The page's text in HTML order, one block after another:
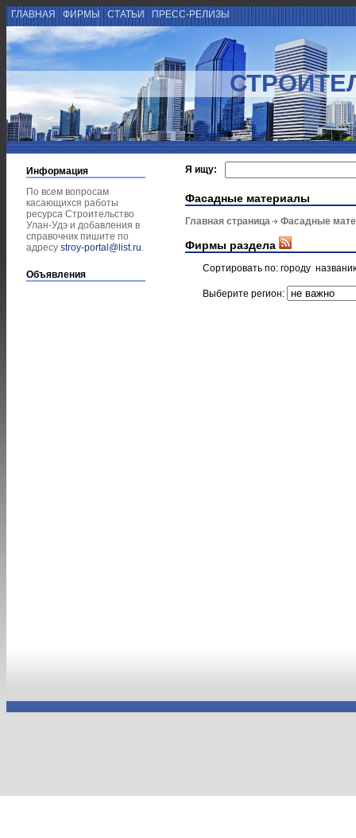
ГЛАВНАЯ ФИРМЫ СТАТЬИ ПРЕСС-РЕЛИЗЫ
Информация
По всем вопросам
касающихся работы
ресурса Строительство
Улан-Удэ и добавления в
справочник пишите по
адресу stroy-portal@list.ru.
Объявления
Я ищу:
Фасадные материалы
Главная страница Фасадные
Фирмы раздела
Сортировать по: городу
Выберите регион: